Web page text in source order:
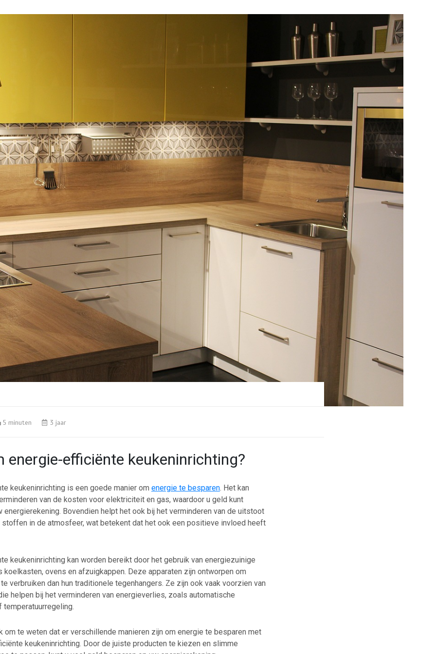
5 minuten 3 jaar
energie-efficiënte keukeninrichting?
keukeninrichting is een goede manier om energie te besparen. Het kan
van de kosten voor elektriciteit en gas, waardoor u geld kunt
energierekening. Bovendien helpt het ook bij het verminderen van de uitstoot
stoffen in de atmosfeer, wat betekent dat het ook een positieve invloed heeft
keukeninrichting kan worden bereikt door het gebruik van energiezuinige
koelkasten, ovens en afzuigkappen. Deze apparaten zijn ontworpen om
verbruiken dan hun traditionele tegenhangers. Ze zijn ook vaak voorzien van
helpen bij het verminderen van energieverlies, zoals automatische
temperatuurregeling.
om te weten dat er verschillende manieren zijn om energie te besparen met
keukeninrichting. Door de juiste producten te kiezen en slimme